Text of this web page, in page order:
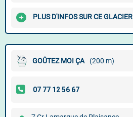
PLUS D'INFOS SUR CE GLACIER
GOÛTEZ MOI ÇA (200 m)